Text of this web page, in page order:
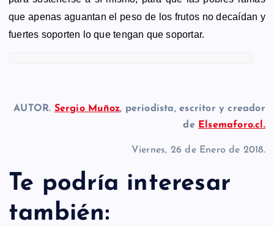
que apenas aguantan el peso de los frutos no decaídan y
fuertes soporten lo que tengan que soportar.
AUTOR. Sergio Muñoz, periodista, escritor y creador
de Elsemaforo.cl.
Viernes, 26 de Enero de 2018.
Te podría interesar
también: